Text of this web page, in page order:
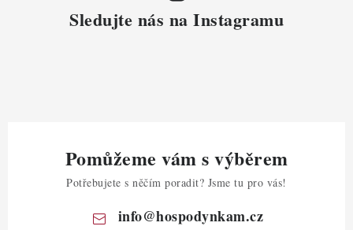
Sledujte nás na Instagramu
Pomůžeme vám s výběrem
Potřebujete s něčím poradit? Jsme tu pro vás!
info@hospodynkam.cz